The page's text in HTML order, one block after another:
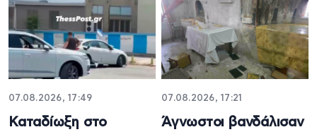
07.08.2026, 17:49
Καταδίωξη στο
07.08.2026, 17:21
Άγνωστοι βανδάλισαν